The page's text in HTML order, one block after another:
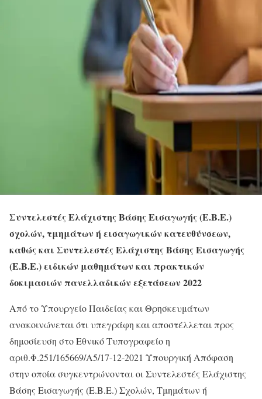
Συντελεστές Ελάχιστης Βάσης Εισαγωγής (Ε.Β.Ε.)
σχολών, τμημάτων ή εισαγωγικών κατευθύνσεων,
καθώς και Συντελεστές Ελάχιστης Βάσης Εισαγωγής
(Ε.Β.Ε.) ειδικών μαθημάτων και πρακτικών
δοκιμασιών πανελλαδικών εξετάσεων 2022
Από το Υπουργείο Παιδείας και Θρησκευμάτων
ανακοινώνεται ότι υπεγράφη και αποστέλλεται προς
δημοσίευση στο Εθνικό Τυπογραφείο η
αριθ.Φ.251/165669/A5/17-12-2021 Υπουργική Απόφαση
στην οποία συγκεντρώνονται οι Συντελεστές Ελάχιστης
Βάσης Εισαγωγής (Ε.Β.Ε.) Σχολών, Τμημάτων ή